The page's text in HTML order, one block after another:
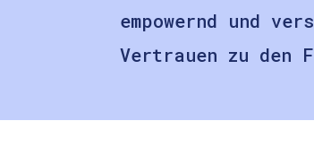
empowernd und
Vertrauen zu den